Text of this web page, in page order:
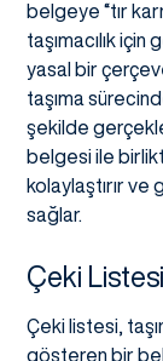
belgeye “tır
taşımacılık
yasal bir
taşıma
şekilde
belgesi ile
kolaylaştırır
sağlar.
Çeki
Çeki listesi,
gösteren bir